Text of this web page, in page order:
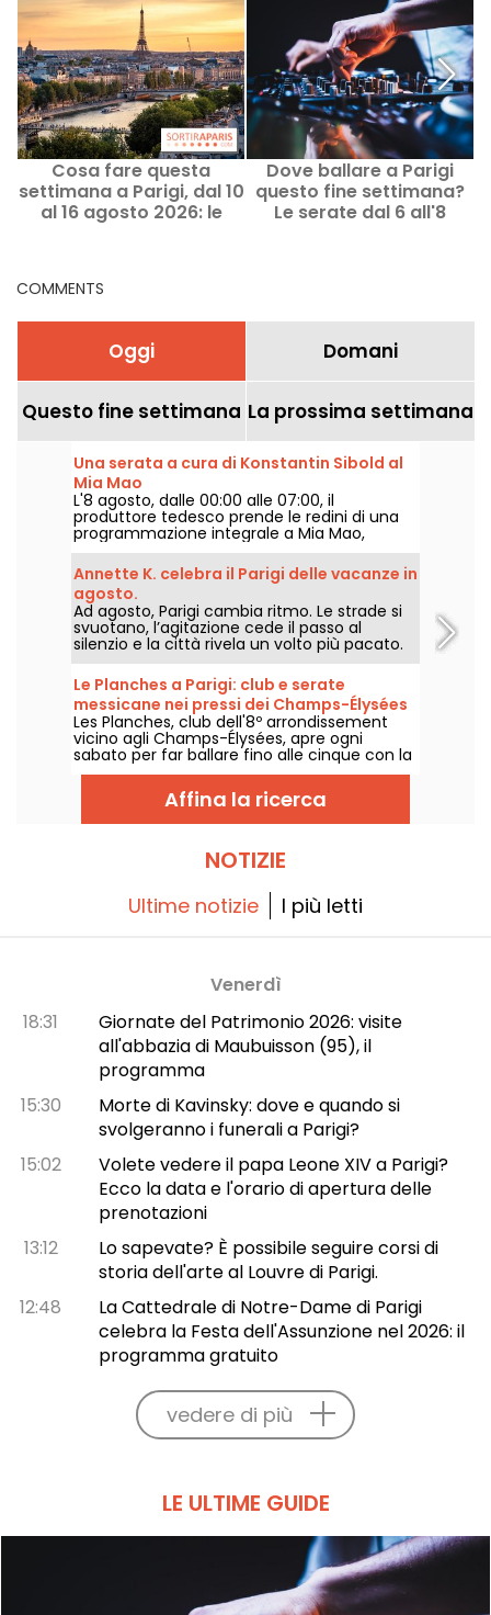
Cosa fare questa
settimana a Parigi, dal 10
al 16 agosto 2026: le
Dove ballare a Parigi
questo fine settimana?
Le serate dal 6 all'8
COMMENTS
Oggi Domani
Questo fine settimana La prossima settimana
Una serata a cura di Konstantin Sibold al
Mia Mao
L'8 agosto, dalle 00:00 alle 07:00, il
produttore tedesco prende le redini di una
programmazione integrale a Mia Mao,
circondato da Hardt Antoine e EG, per una
serata che attraversa la house melodica, la
techno e i loro confini sonori.
Annette K. celebra il Parigi delle vacanze in
agosto.
Ad agosto, Parigi cambia ritmo. Le strade si
svuotano, l’agitazione cede il passo al
silenzio e la città rivela un volto più pacato.
Da Annette K., si approfitta di questa
parentesi unica per prolungare lo spirito
delle vacanze, i piedi quasi sull’acqua, prima
del rientro a scuola.
Le Planches a Parigi: club e serate
messicane nei pressi dei Champs-Élysées
Les Planches, club dell'8º arrondissement
vicino agli Champs-Élysées, apre ogni
sabato per far ballare fino alle cinque con la
residency messicana Puebla.
Affina la ricerca
NOTIZIE
Ultime notizie I più letti
Venerdì
18:31
Giornate del Patrimonio 2026: visite
all'abbazia di Maubuisson (95), il
programma
15:30
Morte di Kavinsky: dove e quando si
svolgeranno i funerali a Parigi?
15:02
Volete vedere il papa Leone XIV a Parigi?
Ecco la data e l'orario di apertura delle
prenotazioni
13:12
Lo sapevate? È possibile seguire corsi di
storia dell'arte al Louvre di Parigi.
12:48
La Cattedrale di Notre-Dame di Parigi
celebra la Festa dell'Assunzione nel 2026: il
programma gratuito
vedere di più
LE ULTIME GUIDE